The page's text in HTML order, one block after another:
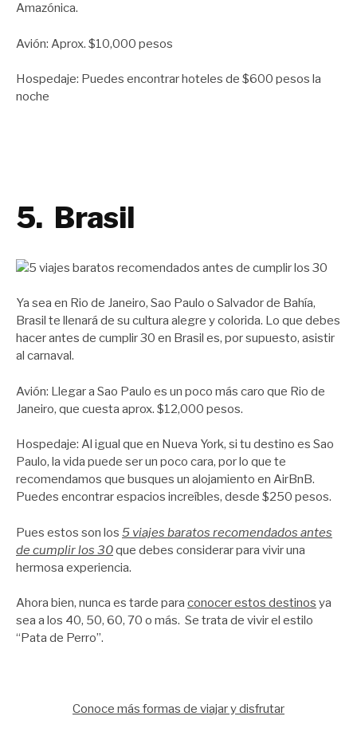
Amazónica.
Avión: Aprox. $10,000 pesos
Hospedaje: Puedes encontrar hoteles de $600 pesos la
noche
5. Brasil
Ya sea en Rio de Janeiro, Sao Paulo o Salvador de Bahía,
Brasil te llenará de su cultura alegre y colorida. Lo que debes
hacer antes de cumplir 30 en Brasil es, por supuesto, asistir
al carnaval.
Avión: Llegar a Sao Paulo es un poco más caro que Rio de
Janeiro, que cuesta aprox. $12,000 pesos.
Hospedaje: Al igual que en Nueva York, si tu destino es Sao
Paulo, la vida puede ser un poco cara, por lo que te
recomendamos que busques un alojamiento en AirBnB.
Puedes encontrar espacios increíbles, desde $250 pesos.
Pues estos son los 5 viajes baratos recomendados antes
de cumplir los 30que debes considerar para vivir una
hermosa experiencia.
Ahora bien, nunca es tarde para conocer estos destinos ya
sea a los 40, 50, 60, 70 o más. Se trata de vivir el estilo
“Pata de Perro”.
Conoce más formas de viajar y disfrutar